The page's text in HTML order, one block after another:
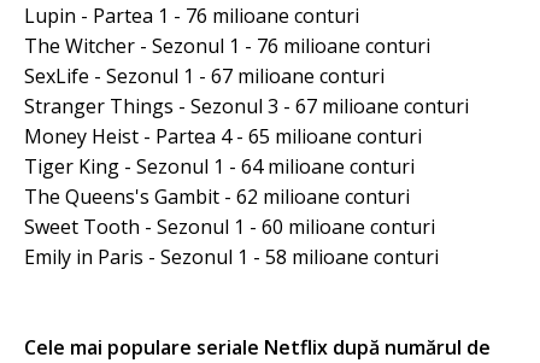
Lupin - Partea 1 - 76 milioane conturi
The Witcher - Sezonul 1 - 76 milioane conturi
SexLife - Sezonul 1 - 67 milioane conturi
Stranger Things - Sezonul 3 - 67 milioane conturi
Money Heist - Partea 4 - 65 milioane conturi
Tiger King - Sezonul 1 - 64 milioane conturi
The Queens's Gambit - 62 milioane conturi
Sweet Tooth - Sezonul 1 - 60 milioane conturi
Emily in Paris - Sezonul 1 - 58 milioane conturi
Cele mai populare seriale Netflix după numărul de